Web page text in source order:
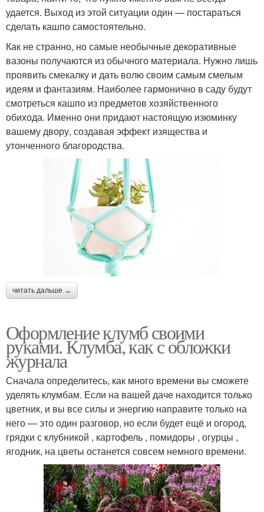
удается. Выход из этой ситуации один — постараться
сделать кашпо самостоятельно.
Как не странно, но самые необычные декоративные
вазоны получаются из обычного материала. Нужно лишь
проявить смекалку и дать волю своим самым смелым
идеям и фантазиям. Наиболее гармонично в саду будут
смотреться кашпо из предметов хозяйственного
обихода. Именно они придают настоящую изюминку
вашему двору, создавая эффект изящества и
утонченного благородства.
читать дальше →
Оформление клумб своими
руками. Клумба, как с обложки
журнала
Сначала определитесь, как много времени вы сможете
уделять клумбам. Если на вашей даче находится только
цветник, и вы все силы и энергию направите только на
него — это один разговор, но если будет ещё и огород,
грядки с клубникой , картофель , помидоры , огурцы ,
ягодник, на цветы останется совсем немного времени.